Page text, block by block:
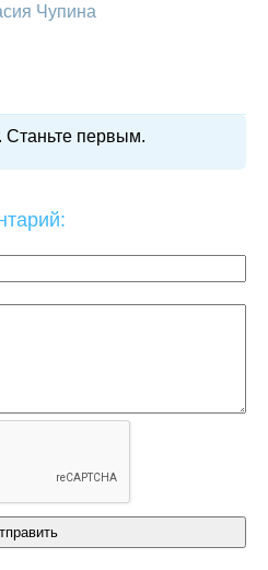
Чупина
Станьте первым.